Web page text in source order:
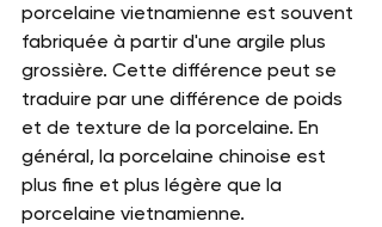
porcelaine vietnamienne est souvent
fabriquée à partir d'une argile plus
grossière. Cette différence peut se
traduire par une différence de poids
et de texture de la porcelaine. En
général, la porcelaine chinoise est
plus fine et plus légère que la
porcelaine vietnamienne.